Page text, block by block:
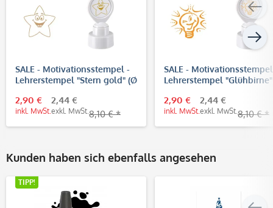
SALE - Motivationsstempel -
Lehrerstempel "Stern gold" (Ø
2,90 €
inkl. MwSt.
2,44 €
exkl. MwSt. 8,10 € *
SALE -
Lehrerstempel
2,90 €
inkl. MwSt.
2,44 €
exkl. MwSt. 8,10 € *
Kunden haben sich ebenfalls angesehen
TIPP!